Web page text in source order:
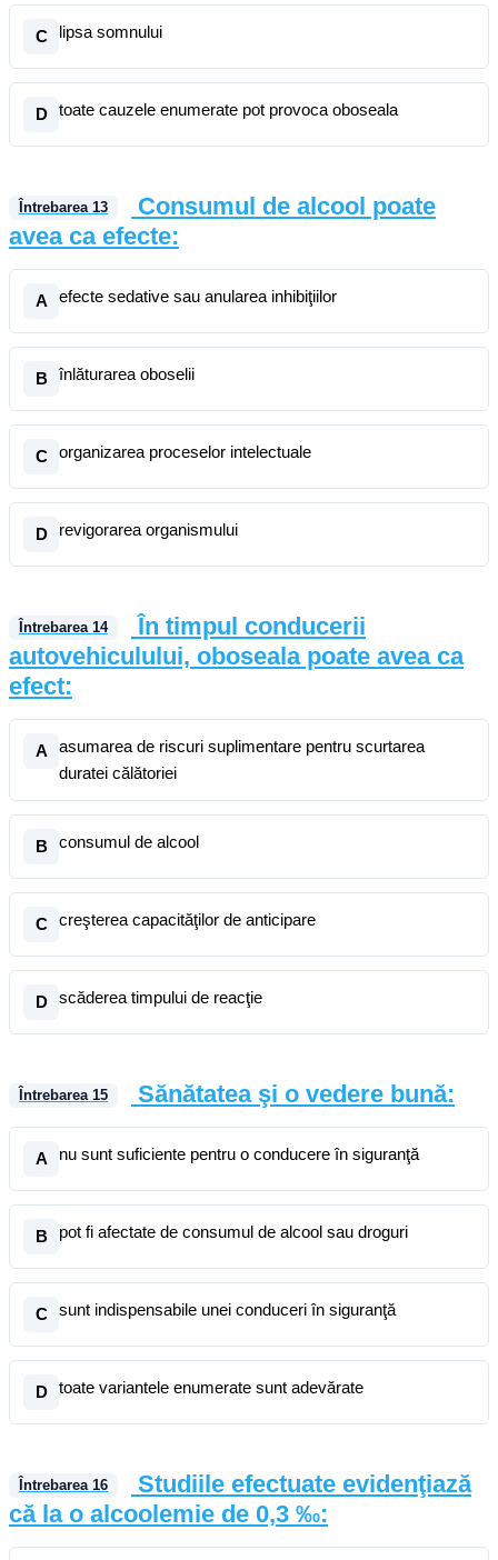
C lipsa somnului
D toate cauzele enumerate pot provoca oboseala
Întrebarea 13
Consumul de alcool poate
avea ca efecte:
A efecte sedative sau anularea inhibiţiilor
B înlăturarea oboselii
C organizarea proceselor intelectuale
D revigorarea organismului
Întrebarea 14
În timpul conducerii
autovehiculului, oboseala poate avea ca
efect:
A
asumarea de riscuri suplimentare pentru scurtarea
duratei călătoriei
B consumul de alcool
C creşterea capacităţilor de anticipare
D scăderea timpului de reacţie
Întrebarea 15 Sănătatea şi o vedere bună:
A nu sunt suficiente pentru o conducere în siguranţă
B pot fi afectate de consumul de alcool sau droguri
C sunt indispensabile unei conduceri în siguranţă
D toate variantele enumerate sunt adevărate
Întrebarea 16
Studiile efectuate evidenţiază
că la o alcoolemie de 0,3 ‰: